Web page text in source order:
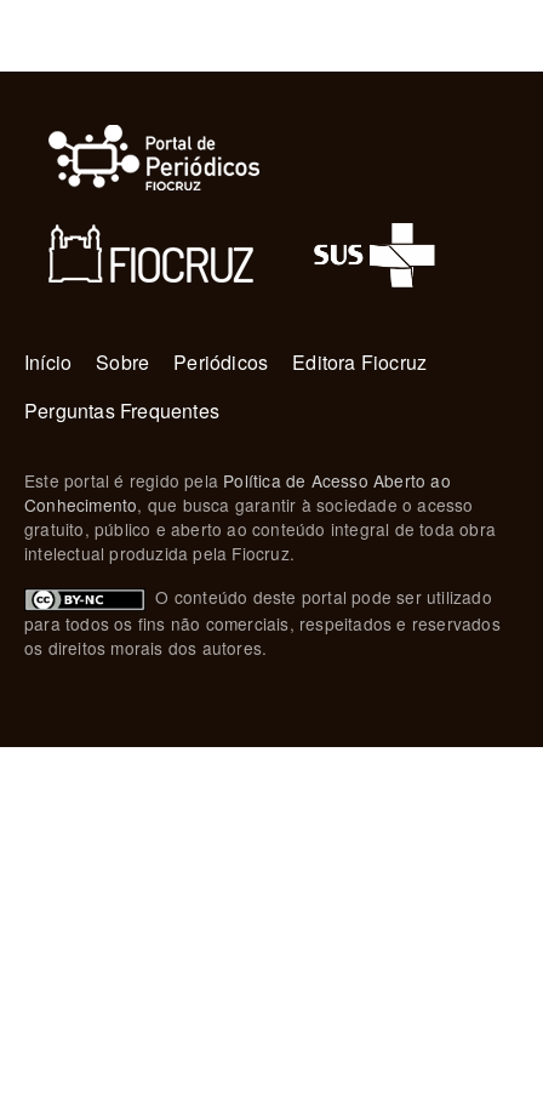
Navegação principal
Início Sobre Periódicos
Editora Fiocruz
Perguntas Frequentes
Este portal é regido pela Política de Acesso Aberto ao
Conhecimento, que busca garantir à sociedade o acesso
gratuito, público e aberto ao conteúdo integral de toda obra
intelectual produzida pela Fiocruz.
O conteúdo deste portal pode ser utilizado
para todos os fins não comerciais, respeitados e reservados
os direitos morais dos autores.